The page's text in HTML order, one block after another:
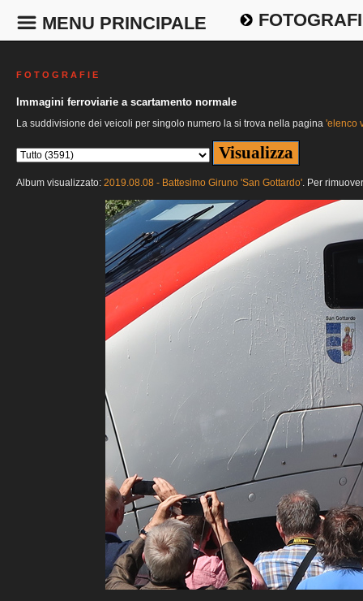
MENU PRINCIPALE
F O T O G R A F I E
Immagini ferroviarie a scartamento normale
La suddivisione dei veicoli per singolo numero la si trova nella pagina 'elenco
Album visualizzato: 2019.08.08 - Battesimo Giruno 'San Gottardo'. Per